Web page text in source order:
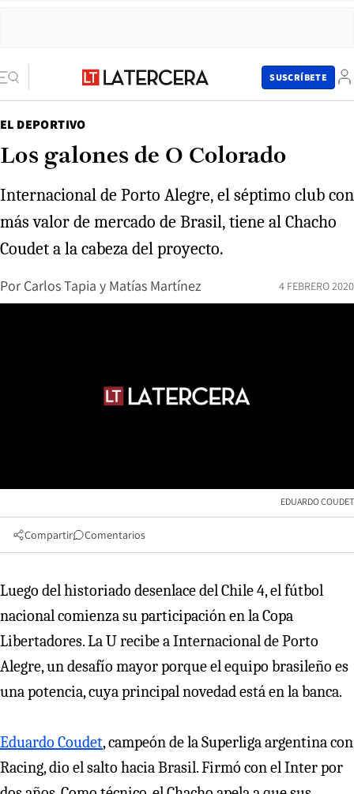
SUSCRÍBETE
EL DEPORTIVO
Los galones de O Colorado
Internacional de Porto Alegre, el séptimo club con
más valor de mercado de Brasil, tiene al Chacho
Coudet a la cabeza del proyecto.
Por Carlos Tapia y Matías Martínez 4 FEBRERO 2020
EDUARDO COUDET
Compartir Comentarios
Luego del historiado desenlace del Chile 4, el fútbol
nacional comienza su participación en la Copa
Libertadores. La U recibe a Internacional de Porto
Alegre, un desafío mayor porque el equipo brasileño es
una potencia, cuya principal novedad está en la banca.
Eduardo Coudet, campeón de la Superliga argentina con
Racing, dio el salto hacia Brasil. Firmó con el Inter por